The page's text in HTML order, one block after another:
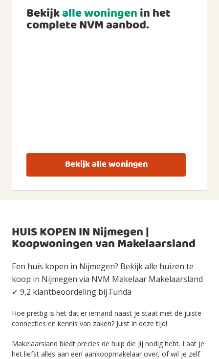
Bekijkalle woningenin het
complete NVM aanbod.
Bekijk alle woningen
HUIS KOPEN IN Nijmegen |
Koopwoningen van Makelaarsland
Een huis kopen in Nijmegen? Bekijk alle huizen te
koop in Nijmegen via NVM Makelaar Makelaarsland
✓ 9,2 klantbeoordeling bij Funda
Hoe prettig is het dat er iemand naast je staat met de juiste
connecties en kennis van zaken? Juist in deze tijd!
Makelaarsland biedt precies de hulp die jij nodig hebt. Laat je
het liefst alles aan een aankoopmakelaar over, of wil je zelf